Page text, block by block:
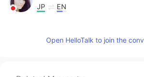
JP EN
Open HelloTalk to join the